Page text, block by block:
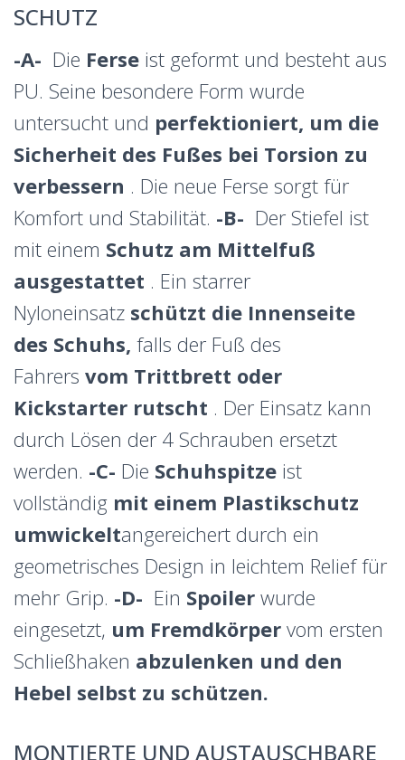
SCHUTZ
-A- Die Ferse ist geformt und besteht aus
PU. Seine besondere Form wurde
untersucht und perfektioniert, um die
Sicherheit des Fußes bei Torsion zu
verbessern . Die neue Ferse sorgt für
Komfort und Stabilität. -B- Der Stiefel ist
mit einem Schutz am Mittelfuß
ausgestattet . Ein starrer
Nyloneinsatz schützt die Innenseite
des Schuhs, falls der Fuß des
Fahrers vom Trittbrett oder
Kickstarter rutscht . Der Einsatz kann
durch Lösen der 4 Schrauben ersetzt
werden. -C- Die Schuhspitze ist
vollständig mit einem Plastikschutz
umwickeltangereichert durch ein
geometrisches Design in leichtem Relief für
mehr Grip. -D- Ein Spoiler wurde
eingesetzt, um Fremdkörper vom ersten
Schließhaken abzulenken und den
Hebel selbst zu schützen.
MONTIERTE UND AUSTAUSCHBARE